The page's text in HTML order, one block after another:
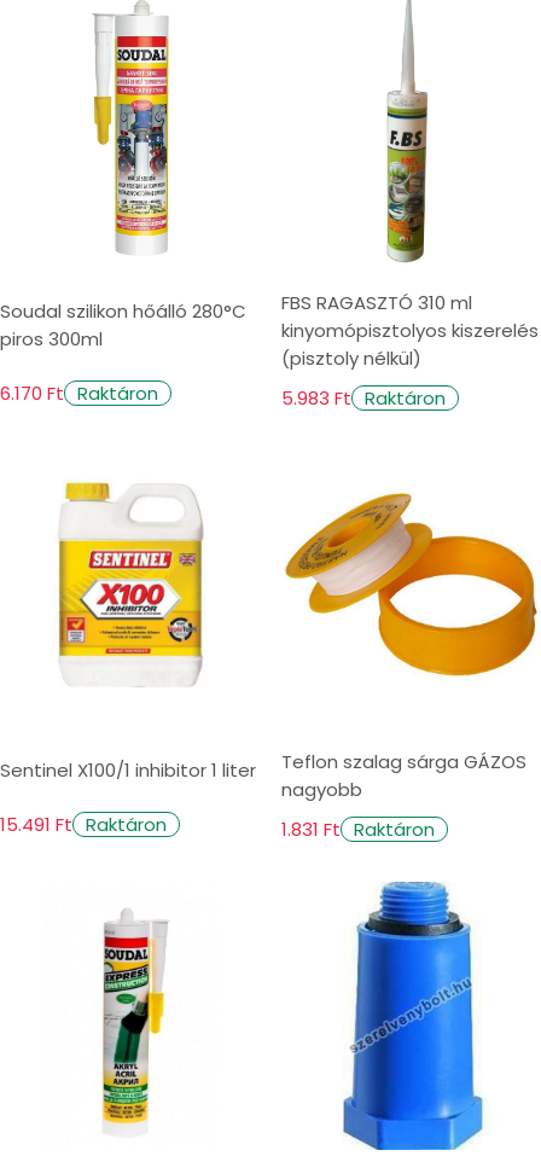
Soudal szilikon hőálló 280°C
piros 300ml
6.170 Ft Raktáron
FBS RAGASZTÓ 310 ml
kinyomópisztolyos kiszerelés
(pisztoly nélkül)
5.983 Ft Raktáron
Sentinel X100/1 inhibitor 1 liter
15.491 Ft Raktáron
Teflon szalag sárga GÁZOS
nagyobb
1.831 Ft Raktáron